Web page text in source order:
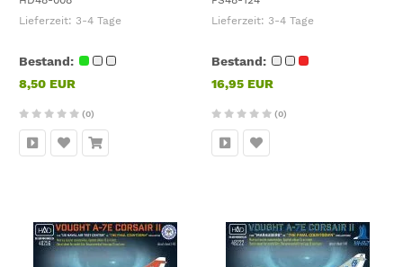
Lieferzeit: 3-4 Tage
Bestand:
8,50 EUR
(0)
Lieferzeit: 3-4 Tage
Bestand:
16,95 EUR
(0)